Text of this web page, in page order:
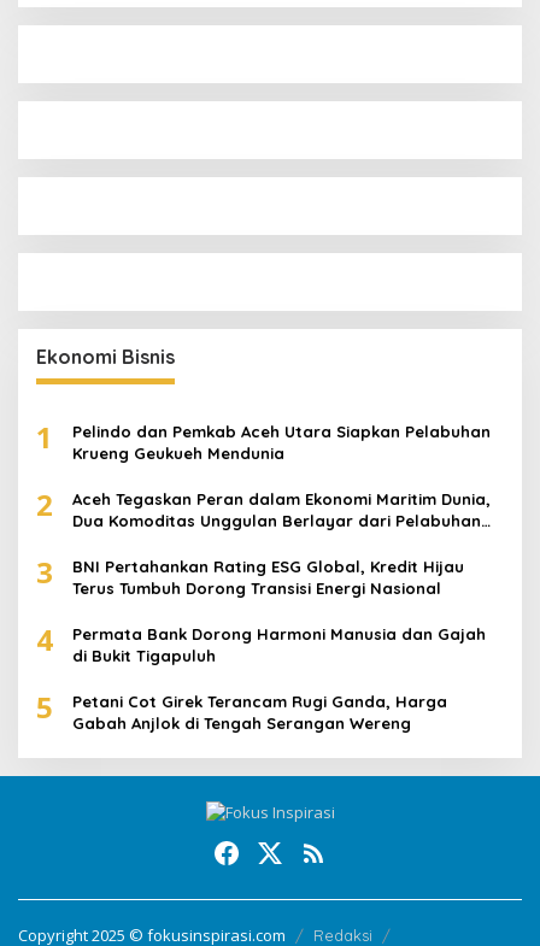
Ekonomi Bisnis
1
Pelindo dan Pemkab Aceh Utara Siapkan Pelabuhan
Krueng Geukueh Mendunia
2
Aceh Tegaskan Peran dalam Ekonomi Maritim Dunia,
Dua Komoditas Unggulan Berlayar dari Pelabuhan
3
BNI Pertahankan Rating ESG Global, Kredit Hijau
Terus Tumbuh Dorong Transisi Energi Nasional
4
Permata Bank Dorong Harmoni Manusia dan Gajah
di Bukit Tigapuluh
5
Petani Cot Girek Terancam Rugi Ganda, Harga
Gabah Anjlok di Tengah Serangan Wereng
Copyright 2025 © fokusinspirasi.com Redaksi